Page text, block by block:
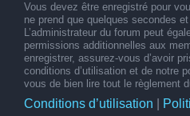
Vous devez être enregistré pour
ne prend que quelques secondes
L’administrateur du forum peut
permissions additionnelles aux
enregistrer, assurez-vous d’avoir
conditions d’utilisation et de notre
vous de bien lire tout le règlement
Conditions d’utilisation